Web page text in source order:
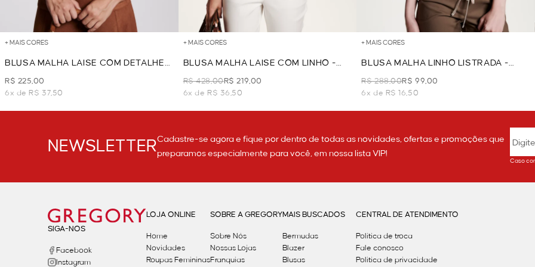
+ MAIS CORES
BLUSA MALHA LAISE COM DETALHE
NO DECOTE - CAMEL
R$ 225,00
6x de R$ 37,50
+ MAIS CORES
BLUSA MALHA LAISE COM LINHO -
OFF WHITE
R$ 428,00R$ 219,00
6x de R$ 36,50
+ MAIS CORES
BLUSA MALHA LINHO LISTRADA -
CAMEL
R$ 288,00R$ 99,00
6x de R$ 16,50
NEWSLETTERCadastre-se agora e fique por dentro de todas as novidades, ofertas e promoções que
preparamos especialmente para você, em nossa lista VIP!
Caso
SIGA-NOS
Facebook
Instagram
LOJA ONLINE
Home
Novidades
Roupas Femininas
SOBRE A GREGORY
Sobre Nós
Nossas Lojas
Franquias
MAIS BUSCADOS
Bermudas
Blazer
Blusas
CENTRAL DE ATENDIMENTO
Política de troca
Fale conosco
Politica de privacidade